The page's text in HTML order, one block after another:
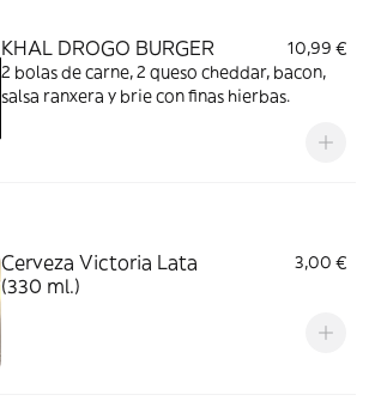
KHAL DROGO BURGER
10,99 €
2 bolas de carne, 2 queso cheddar, bacon,
salsa ranxera y brie con finas hierbas.
Cerveza Victoria Lata
(330 ml.)
3,00 €